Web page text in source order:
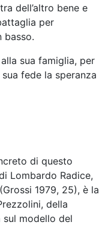
dell’altro bene e
per
basso.
sua famiglia, per
fede la speranza
di questo
Lombardo Radice,
1979, 25), è la
della
sul modello del